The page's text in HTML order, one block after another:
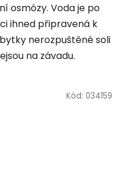
osmózy. Voda je po
ihned připravená k
nerozpuštěné soli
na závadu.
Kód: 034159